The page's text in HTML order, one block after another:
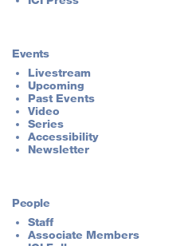
Events
Livestream
Upcoming
Past Events
Video
Series
Accessibility
Newsletter
People
Staff
Associate Members